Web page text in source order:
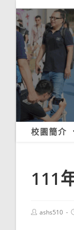
校園簡介
111
Postashs510